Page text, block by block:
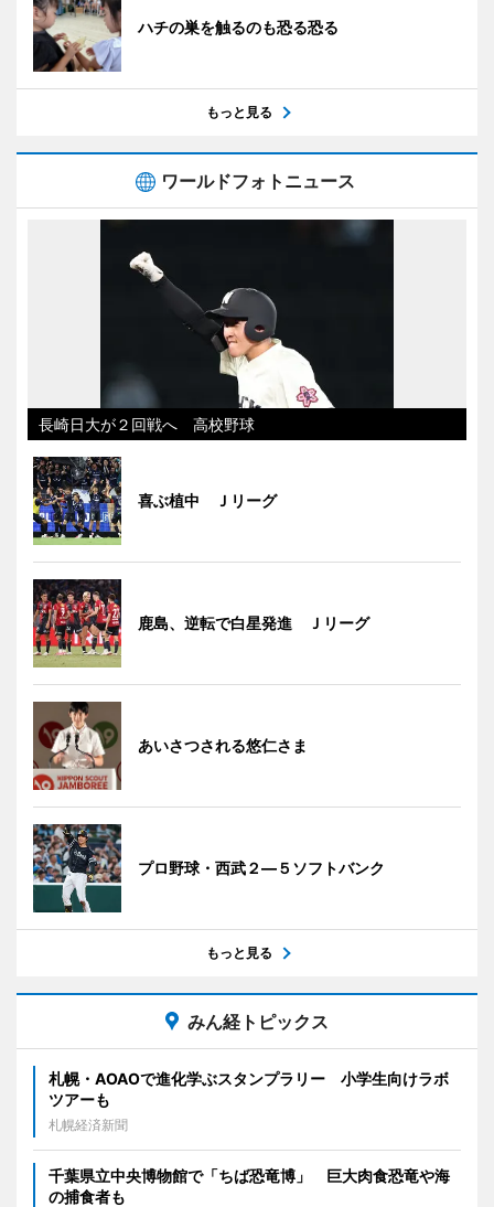
ハチの巣を触るのも恐る恐る
もっと見る
ワールドフォトニュース
長崎日大が２回戦へ 高校野球
喜ぶ植中 Ｊリーグ
鹿島、逆転で白星発進 Ｊリーグ
あいさつされる悠仁さま
プロ野球・西武２―５ソフトバンク
もっと見る
みん経トピックス
札幌・AOAOで進化学ぶスタンプラリー 小学生向けラボ
ツアーも
札幌経済新聞
千葉県立中央博物館で「ちば恐竜博」 巨大肉食恐竜や海
の捕食者も